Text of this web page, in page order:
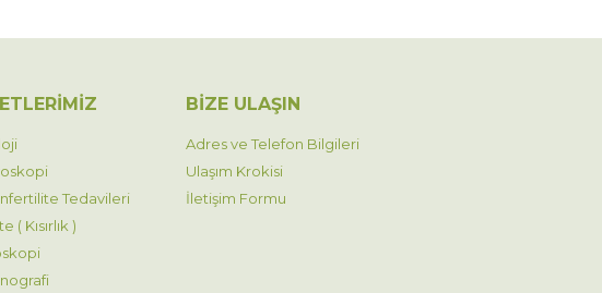
Tedavileri
( Kısırlık )
BİZE ULAŞIN
Adres ve Telefon Bilgileri
Ulaşım Krokisi
İletişim Formu